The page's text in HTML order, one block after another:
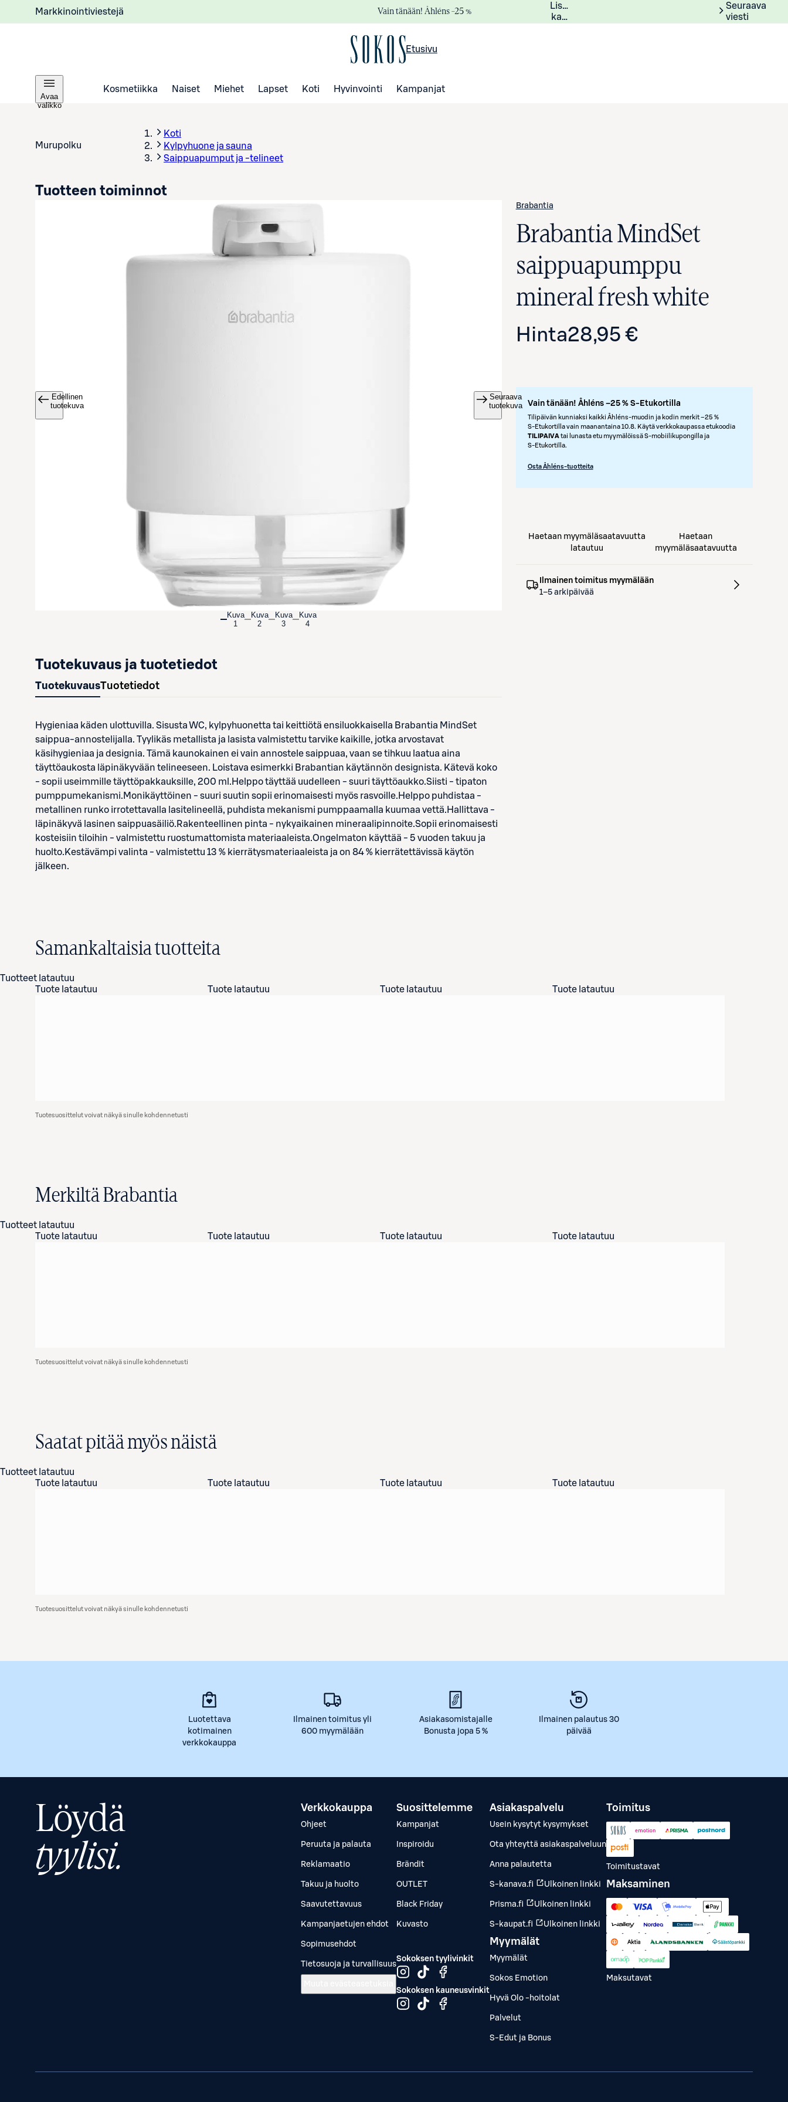
Markkinointiviestejä Vain tänään! Åhléns –25 %
Lisätiedot
kampanjasta
Seuraava
viesti
Etusivu
Avaa
valikko
Kosmetiikka Naiset Miehet Lapset Koti Hyvinvointi Kampanjat
Murupolku
Koti
Kylpyhuone ja sauna
Saippuapumput ja -telineet
Edellinen
tuotekuva
Seuraava
tuotekuva
Kuva
1
Kuva
2
Kuva
3
Kuva
4
Brabantia
Brabantia MindSet
saippuapumppu
mineral fresh white
Hinta28,95 €
Vain tänään! Åhléns –25 % S-Etukortilla
Tilipäivän kunniaksi kaikki Åhléns-muodin ja kodin merkit –25 %
S‑Etukortilla vain maanantaina 10.8. Käytä verkkokaupassa etukoodia
TILIPAIVAtai lunasta etu myymälöissä S‑mobiilikupongilla ja
S‑Etukortilla.
Osta Åhléns-tuotteita
Tuotteen toiminnot
Haetaan myymäläsaatavuutta
latautuu
Haetaan
myymäläsaatavuutta
Ilmainen toimitus myymälään
1–5 arkipäivää
Tuotekuvaus ja tuotetiedot
TuotekuvausTuotetiedot
Hygieniaa käden ulottuvilla. Sisusta WC, kylpyhuonetta tai keittiötä ensiluokkaisella Brabantia MindSet
saippua-annostelijalla. Tyylikäs metallista ja lasista valmistettu tarvike kaikille, jotka arvostavat
käsihygieniaa ja designia. Tämä kaunokainen ei vain annostele saippuaa, vaan se tihkuu laatua aina
täyttöaukosta läpinäkyvään telineeseen. Loistava esimerkki Brabantian käytännön designista. Kätevä koko
- sopii useimmille täyttöpakkauksille, 200 ml.Helppo täyttää uudelleen - suuri täyttöaukko.Siisti - tipaton
pumppumekanismi.Monikäyttöinen - suuri suutin sopii erinomaisesti myös rasvoille.Helppo puhdistaa -
metallinen runko irrotettavalla lasitelineellä, puhdista mekanismi pumppaamalla kuumaa vettä.Hallittava -
läpinäkyvä lasinen saippuasäiliö.Rakenteellinen pinta - nykyaikainen mineraalipinnoite.Sopii erinomaisesti
kosteisiin tiloihin - valmistettu ruostumattomista materiaaleista.Ongelmaton käyttää - 5 vuoden takuu ja
huolto.Kestävämpi valinta - valmistettu 13 % kierrätysmateriaaleista ja on 84 % kierrätettävissä käytön
jälkeen.
Samankaltaisia tuotteita
Tuotteet latautuu
Tuote latautuu
Tuote latautuu Tuote latautuu Tuote latautuu
Tuotesuosittelut voivat näkyä sinulle kohdennetusti
Merkiltä Brabantia
Tuotteet latautuu
Tuote latautuu
Tuote latautuu Tuote latautuu Tuote latautuu
Tuotesuosittelut voivat näkyä sinulle kohdennetusti
Saatat pitää myös näistä
Tuotteet latautuu
Tuote latautuu
Tuote latautuu Tuote latautuu Tuote latautuu
Tuotesuosittelut voivat näkyä sinulle kohdennetusti
Luotettava
kotimainen
verkkokauppa
Ilmainen toimitus yli
600 myymälään
Asiakasomistajalle
Bonusta jopa 5 %
Ilmainen palautus 30
päivää
Löydä
tyylisi.
Verkkokauppa
Ohjeet
Peruuta ja palauta
Reklamaatio
Takuu ja huolto
Saavutettavuus
Kampanjaetujen ehdot
Sopimusehdot
Tietosuoja ja turvallisuus
Suosittelemme
Kampanjat
Inspiroidu
Brändit
OUTLET
Black Friday
Kuvasto
Sokoksen tyylivinkit
Sokoksen kauneusvinkit
Asiakaspalvelu
Usein kysytyt kysymykset
Ota yhteyttä asiakaspalveluun
Anna palautetta
S-kanava.fi Ulkoinen linkki
Prisma.fi Ulkoinen linkki
S-kaupat.fi Ulkoinen linkki
Myymälät
Myymälät
Sokos Emotion
Hyvä Olo -hoitolat
Palvelut
S-Edut ja Bonus
Toimitus
Toimitustavat
Maksaminen
Maksutavat